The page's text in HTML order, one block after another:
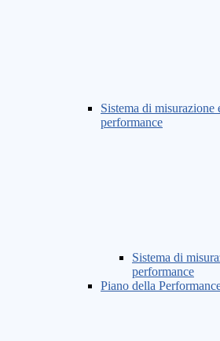
Sistema di misurazione
performance
Sistema di
performance
Piano della